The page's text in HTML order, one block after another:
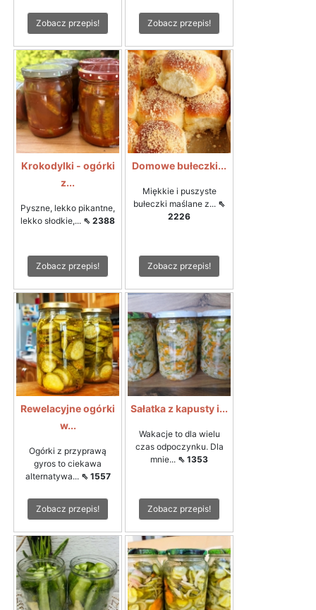
Zobacz przepis! Zobacz przepis!
Krokodylki - ogórki
z...
Pyszne, lekko pikantne,
lekko słodkie,... ⇖ 2388
Zobacz przepis!
Domowe bułeczki...
Miękkie i puszyste
bułeczki maślane z... ⇖
2226
Zobacz przepis!
Rewelacyjne ogórki
w...
Ogórki z przyprawą
gyros to ciekawa
alternatywa... ⇖ 1557
Zobacz przepis!
Sałatka z kapusty i...
Wakacje to dla wielu
czas odpoczynku. Dla
mnie... ⇖ 1353
Zobacz przepis!